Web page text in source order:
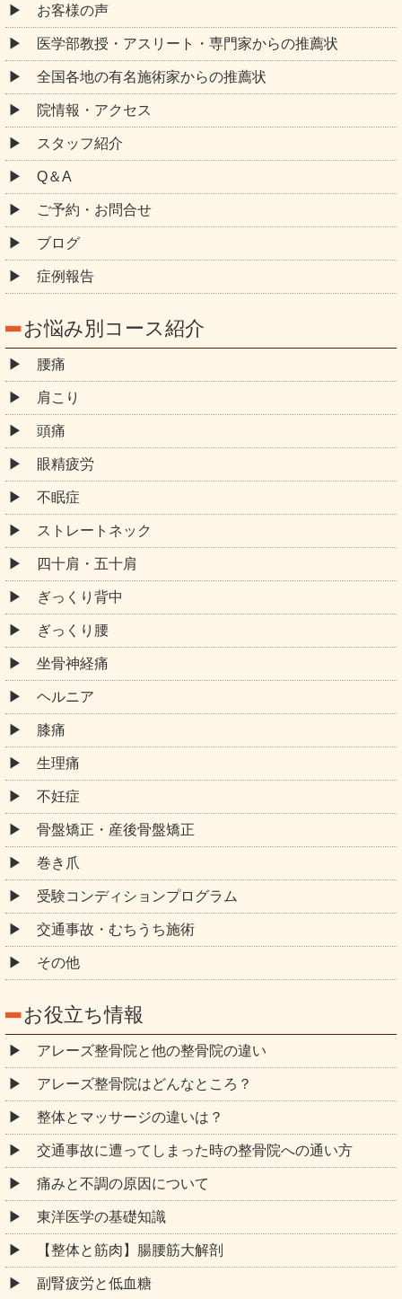
お客様の声
医学部教授・アスリート・専門家からの推薦状
全国各地の有名施術家からの推薦状
院情報・アクセス
スタッフ紹介
Q＆A
ご予約・お問合せ
ブログ
症例報告
お悩み別コース紹介
腰痛
肩こり
頭痛
眼精疲労
不眠症
ストレートネック
四十肩・五十肩
ぎっくり背中
ぎっくり腰
坐骨神経痛
ヘルニア
膝痛
生理痛
不妊症
骨盤矯正・産後骨盤矯正
巻き爪
受験コンディションプログラム
交通事故・むちうち施術
その他
お役立ち情報
アレーズ整骨院と他の整骨院の違い
アレーズ整骨院はどんなところ？
整体とマッサージの違いは？
交通事故に遭ってしまった時の整骨院への通い方
痛みと不調の原因について
東洋医学の基礎知識
【整体と筋肉】腸腰筋大解剖
副腎疲労と低血糖